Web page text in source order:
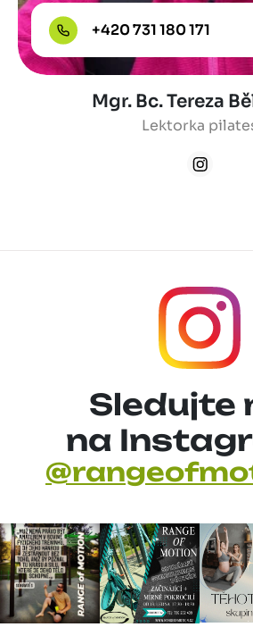
+420 731 180 171
Mgr. Bc. Tereza
Lektorka
Sledujte
na